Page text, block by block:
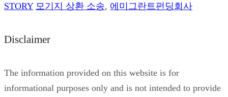
STORY 모기지 상환 소송, 에미그란트펀딩회사
Disclaimer
The information provided on this website is for
informational purposes only and is not intended to provide